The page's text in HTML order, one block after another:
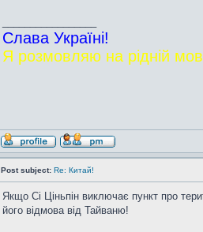
Слава Україні!
Я розмовляю на рідній
Post subject: Re: Китай!
Якщо Сі Ціньпін виключає пункт про
його відмова від Тайваню!